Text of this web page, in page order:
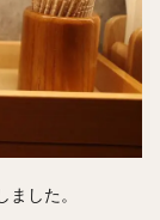
した。